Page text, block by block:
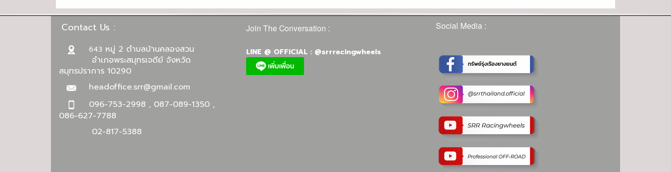
Contact Us :
643 หมู่ 2 ตำบลบ้านคลองสวน
อำเภอพระสมุทรเจดีย์ จังหวัด
สมุทรปราการ 10290
headoffice.srr@gmail.com
096-753-2998 , 087-089-1350 ,
086-627-7788
02-817-5388
Join The Conversation :
LINE @ OFFICIAL : @srrracingwheels
Social Media :